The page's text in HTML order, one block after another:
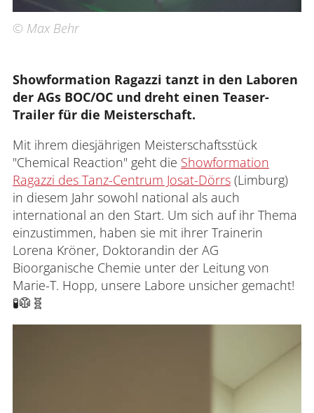
© Max Behr
Showformation Ragazzi tanzt in den Laboren
der AGs BOC/OC und dreht einen Teaser-
Trailer für die Meisterschaft.
Mit ihrem diesjährigen Meisterschaftsstück
"Chemical Reaction" geht die Showformation
Ragazzi des Tanz-Centrum Josat-Dörrs (Limburg)
in diesem Jahr sowohl national als auch
international an den Start. Um sich auf ihr Thema
einzustimmen, haben sie mit ihrer Trainerin
Lorena Kröner, Doktorandin der AG
Bioorganische Chemie unter der Leitung von
Marie-T. Hopp, unsere Labore unsicher gemacht!
🧪🥼🧬